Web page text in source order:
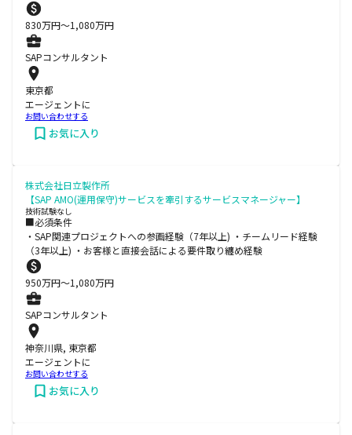
830万円〜1,080万円
SAPコンサルタント
東京都
エージェントに
お問い合わせする
お気に入り
株式会社日立製作所
【SAP AMO(運用保守)サービスを牽引するサービスマネージャー】
技術試験なし
■必須条件
・SAP関連プロジェクトへの参画経験（7年以上) ・チームリード経験
（3年以上) ・お客様と直接会話による要件取り纏め経験
950万円〜1,080万円
SAPコンサルタント
神奈川県, 東京都
エージェントに
お問い合わせする
お気に入り